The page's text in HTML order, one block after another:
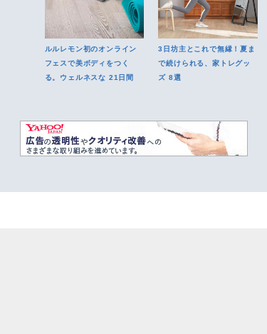
ルルレモン初のオンライン
フェスで美ボディをつく
る。ウェルネスな 21日間
3日坊主とこれで無縁！夏ま
で続けられる、家トレグッ
ズ 8選